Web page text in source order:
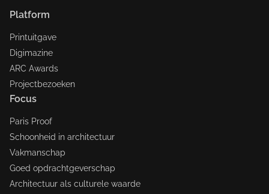
Platform
Printuitgave
Digimazine
ARC Awards
Projectbezoeken
Focus
Paris Proof
Schoonheid in architectuur
Vakmanschap
Goed opdrachtgeverschap
Architectuur als culturele waarde